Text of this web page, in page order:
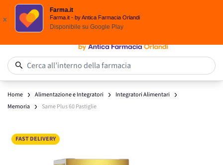
x
Farma.it
Farma.it - by Antica Farmacia Orlandi
Disponibile su Google Play
Salta al contenuto
Cerca all’interno della farmacia
Home Alimentazione e Integratori
Integratori Alimentari
Memoria
Same Plus 60 Pastiglie
FAST DELIVERY
Main image
Click to view image in fullscreen